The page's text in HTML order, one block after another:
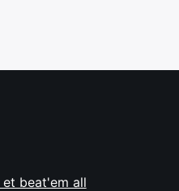
beat'em all